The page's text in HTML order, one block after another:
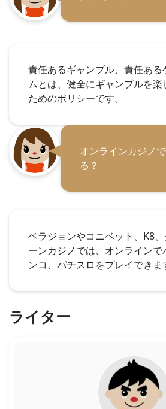
責任あるギャンブル、責任ある
ムとは、健全にギャンブルを楽
ためのポリシーです。
オンラインカジノ
る？
ベラジョンやコニベット、K8、
ーンカジノでは、オンラインで
ンコ、パチスロをプレイできま
ライター